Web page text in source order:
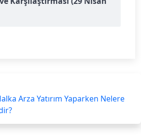
Arza Yatırım Yaparken Nelere